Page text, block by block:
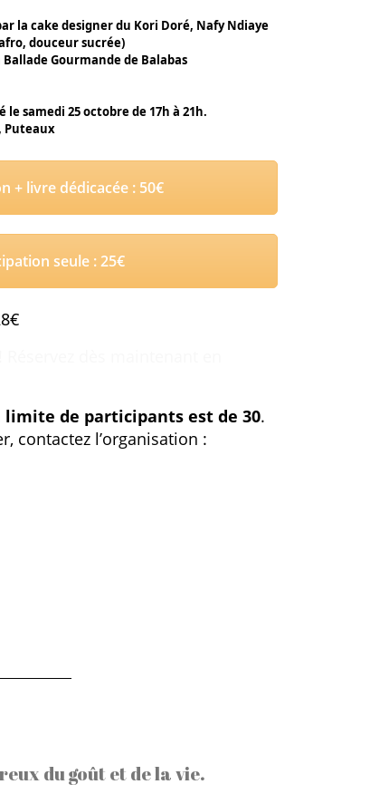
la cake designer du Kori Doré, Nafy Ndiaye
douceur sucrée)
Gourmande de Balabas
le samedi 25 octobre de 17h à 21h.
Puteaux
+ livre dédicacée : 50€
seule : 25€
limite de participants est de 30.
contactez l’organisation :
du goût et de la vie.